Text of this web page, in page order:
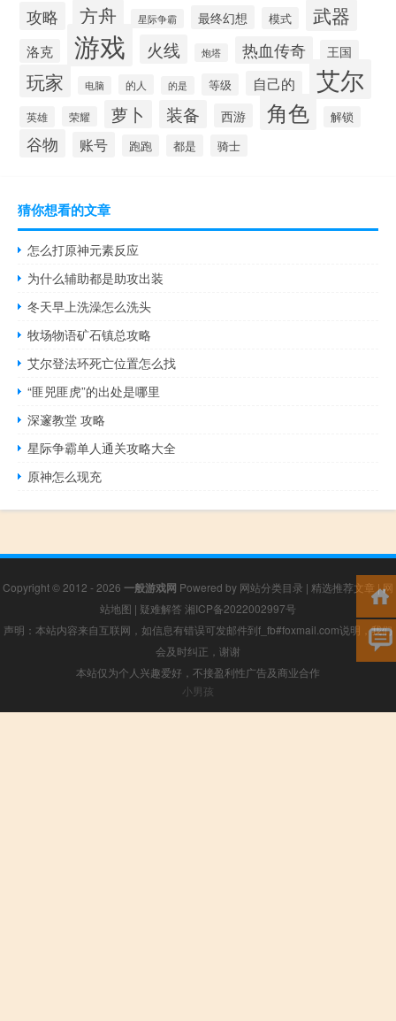
攻略 方舟 星际争霸 最终幻想 模式 武器
洛克 游戏 火线 炮塔 热血传奇 王国
玩家 电脑 的人 的是 等级 自己的 艾尔
英雄 荣耀 萝卜 装备 西游 角色 解锁
谷物 账号 跑跑 都是 骑士
猜你想看的文章
怎么打原神元素反应
为什么辅助都是助攻出装
冬天早上洗澡怎么洗头
牧场物语矿石镇总攻略
艾尔登法环死亡位置怎么找
“匪兕匪虎”的出处是哪里
深邃教堂 攻略
星际争霸单人通关攻略大全
原神怎么现充
Copyright © 2012 - 2026 一般游戏网 Powered by 网站分类目录 | 精选推荐文章 |网
站地图 | 疑难解答 湘ICP备2022002997号
声明：本站内容来自互联网，如信息有错误可发邮件到f_fb#foxmail.com说明，我们
会及时纠正，谢谢
本站仅为个人兴趣爱好，不接盈利性广告及商业合作
小男孩